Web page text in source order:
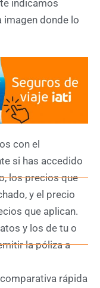
indicamos
imagen donde lo
con el
si has accedido
los precios que
y el precio
que aplican.
y los de tu o
la póliza a
rápida